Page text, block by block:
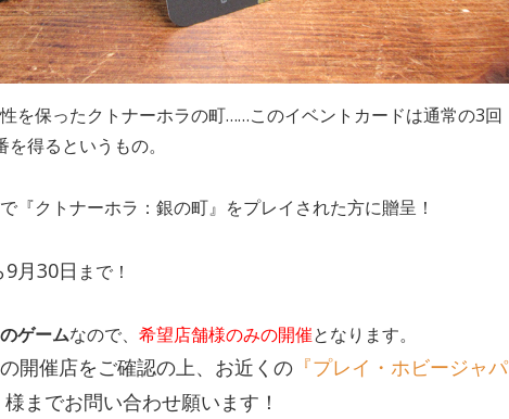
を保ったクトナーホラの町……このイベントカードは通常の3回
得るというもの。
『クトナーホラ：銀の町』をプレイされた方に贈呈！
月30日 まで！
ゲームなので、 希望店舗様のみの開催となります。
開催店をご確認の上、お近くの『プレイ・ホビージャパ
様までお問い合わせ願います！